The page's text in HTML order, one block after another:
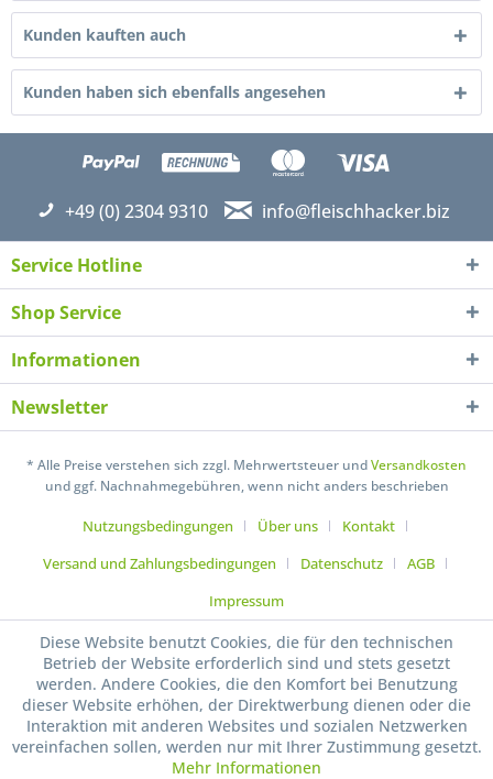
Ich habe die
verstanden und stimme zu. *
Mit * gekennzeichnete Felder sind Pflichtfelder.
Senden
Kunden kauften auch
Kunden haben sich ebenfalls angesehen
+49 (0) 2304 9310 info@fleischhacker.biz
Service Hotline
Shop Service
Informationen
Newsletter
* Alle Preise verstehen sich zzgl. Mehrwertsteuer undVersandkosten
und ggf. Nachnahmegebühren, wenn nicht anders beschrieben
Nutzungsbedingungen Über uns
Kontakt
Versand und Zahlungsbedingungen
Datenschutz
AGB
Impressum
Diese Website benutzt Cookies, die für den technischen
Betrieb der Website erforderlich sind und stets gesetzt
werden. Andere Cookies, die den Komfort bei Benutzung
dieser Website erhöhen, der Direktwerbung dienen oder die
Interaktion mit anderen Websites und sozialen Netzwerken
vereinfachen sollen, werden nur mit Ihrer Zustimmung gesetzt.
Mehr Informationen